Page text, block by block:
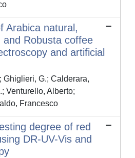
Arabica natural,
and Robusta coffee
and artificial
Ghiglieri, G.; Calderara,
Venturello, Alberto;
Francesco
degree of red
DR-UV-Vis and